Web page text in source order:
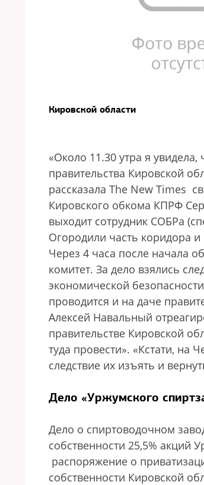
Кировской области
«Около 11.30 утра я
правительства Кировской
рассказала The New Times
Кировского обкома КПРФ
выходит сотрудник СОБРа
Огородили часть коридора и
Через 4 часа после начала
комитет. За дело взялись
экономической
проводится и на даче
Алексей Навальный
правительстве Кировской
туда провести». «Кстати, на
следствие их изъять и
Дело «Уржумского
Дело о спиртоводочном
собственности 25,5% акций
распоряжение о
собственности Кировской